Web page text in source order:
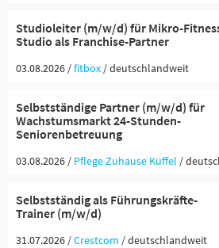
Studioleiter (m/w/d) für Mikro-
Studio als Franchise-Partner
03.08.2026 /fitbox / deutschlandweit
Selbstständige Partner (m/w/d) für
Wachstumsmarkt 24-Stunden-
Seniorenbetreuung
03.08.2026 / Pflege Zuhause Küffel /
Selbstständig als Führungskräfte-
Trainer (m/w/d)
31.07.2026 /Crestcom / deutschlandweit